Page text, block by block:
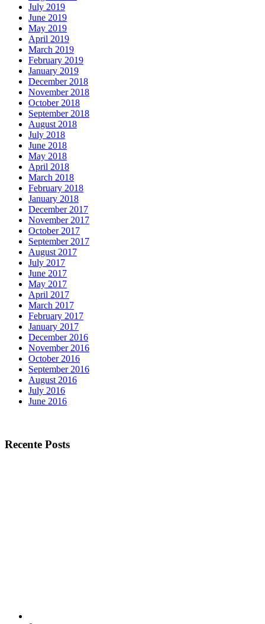
July 2019
June 2019
May 2019
April 2019
March 2019
February 2019
January 2019
December 2018
November 2018
October 2018
September 2018
August 2018
July 2018
June 2018
May 2018
April 2018
March 2018
February 2018
January 2018
December 2017
November 2017
October 2017
September 2017
August 2017
July 2017
June 2017
May 2017
April 2017
March 2017
February 2017
January 2017
December 2016
November 2016
October 2016
September 2016
August 2016
July 2016
June 2016
Recente Posts